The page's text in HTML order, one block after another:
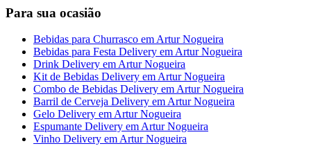
Para sua ocasião
Bebidas para Churrasco emArtur Nogueira
Bebidas para Festa Delivery emArtur Nogueira
Drink Delivery emArtur Nogueira
Kit de Bebidas Delivery emArtur Nogueira
Combo de Bebidas Delivery emArtur Nogueira
Barril de Cerveja Delivery emArtur Nogueira
Gelo Delivery emArtur Nogueira
Espumante Delivery emArtur Nogueira
Vinho Delivery emArtur Nogueira